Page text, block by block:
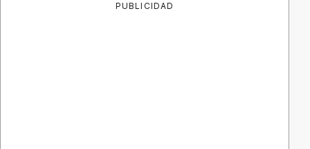
PUBLICIDAD